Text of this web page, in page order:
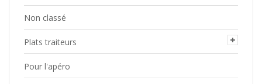
Non classé
Plats traiteurs
Pour l'apéro